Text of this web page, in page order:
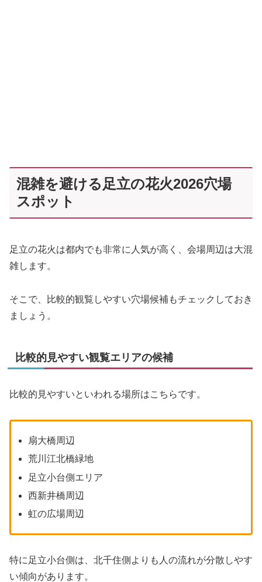
混雑を避ける足立の花火2026穴場
スポット
足立の花火は都内でも非常に人気が高く、会場周辺は大混
雑します。
そこで、比較的観覧しやすい穴場候補もチェックしておき
ましょう。
比較的見やすい観覧エリアの候補
比較的見やすいといわれる場所はこちらです。
扇大橋周辺
荒川江北橋緑地
足立小台側エリア
西新井橋周辺
虹の広場周辺
特に足立小台側は、北千住側よりも人の流れが分散しやす
い傾向があります。